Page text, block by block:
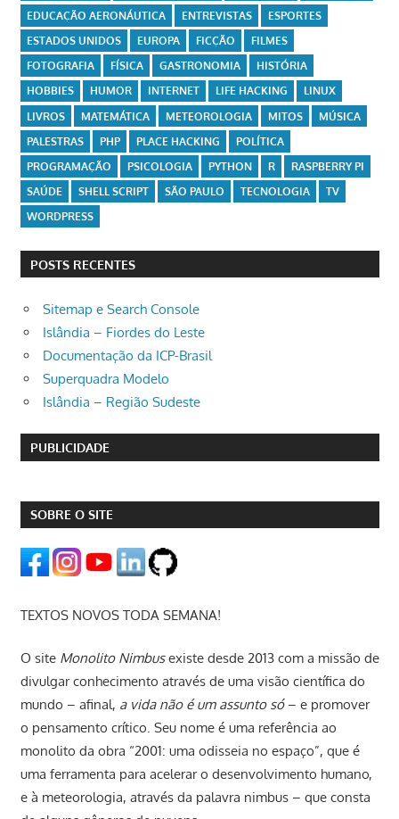
EDUCAÇÃO AERONÁUTICA
ENTREVISTAS
ESPORTES
ESTADOS UNIDOS
EUROPA FICÇÃO
FILMES
FOTOGRAFIA
FÍSICA GASTRONOMIA
HISTÓRIA
HOBBIES
HUMOR INTERNET LIFE HACKING
LINUX
LIVROS
MATEMÁTICA METEOROLOGIA MITOS
MÚSICA
PALESTRAS
PHP PLACE HACKING
POLÍTICA
PROGRAMAÇÃO
PSICOLOGIA PYTHON R
RASPBERRY PI
SAÚDE
SHELL SCRIPT SÃO PAULO TECNOLOGIA
TV
WORDPRESS
POSTS RECENTES
Sitemap e Search Console
Islândia – Fiordes do Leste
Documentação da ICP-Brasil
Superquadra Modelo
Islândia – Região Sudeste
PUBLICIDADE
SOBRE O SITE
TEXTOS NOVOS TODA SEMANA!
O site Monolito Nimbusexiste desde 2013 com a missão de
divulgar conhecimento através de uma visão científica do
mundo – afinal, a vida não é um assunto só– e promover
o pensamento crítico. Seu nome é uma referência ao
monolito da obra “2001: uma odisseia no espaço”, que é
uma ferramenta para acelerar o desenvolvimento humano,
e à meteorologia, através da palavra nimbus – que consta